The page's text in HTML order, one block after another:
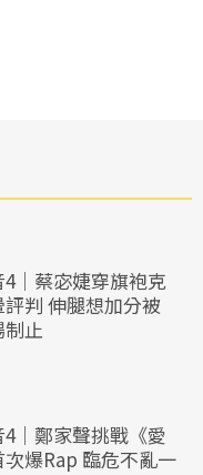
｜蔡宓婕穿旗袍克
判 伸腿想加分被
止
｜鄭家聲挑戰《愛
爆Rap 臨危不亂一